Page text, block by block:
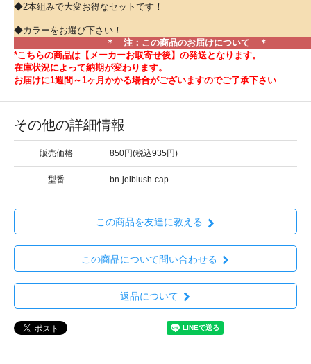
◆2本組みで大変お得なセットです！
◆カラーをお選び下さい！
＊ 注：この商品のお届けについて ＊
*こちらの商品は【メーカーお取寄せ後】の発送となります。
在庫状況によって納期が変わります。
お届けに1週間～1ヶ月かかる場合がございますのでご了承下さい
その他の詳細情報
販売価格 850円(税込935円)
型番 bn-jelblush-cap
この商品を友達に教える
この商品について問い合わせる
返品について